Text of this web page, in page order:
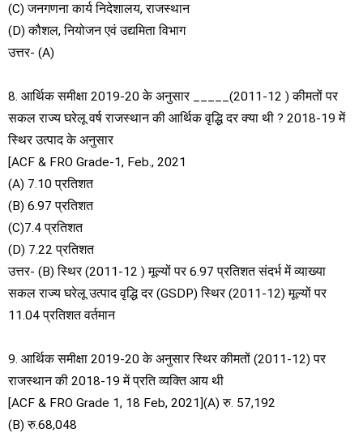
(C) जनगणना कार्य निदेशालय, राजस्थान
(D) कौशल, नियोजन एवं उद्यमिता विभाग
उत्तर- (A)
8. आर्थिक समीक्षा 2019-20 के अनुसार _____(2011-12 ) कीमतों पर
सकल राज्य घरेलू वर्ष राजस्थान की आर्थिक वृद्धि दर क्या थी ? 2018-19 में
स्थिर उत्पाद के अनुसार
[ACF & FRO Grade-1, Feb., 2021
(A) 7.10 प्रतिशत
(B) 6.97 प्रतिशत
(C)7.4 प्रतिशत
(D) 7.22 प्रतिशत
उत्तर- (B) स्थिर (2011-12 ) मूल्यों पर 6.97 प्रतिशत संदर्भ में व्याख्या
सकल राज्य घरेलू उत्पाद वृद्धि दर (GSDP) स्थिर (2011-12) मूल्यों पर
11.04 प्रतिशत वर्तमान
9. आर्थिक समीक्षा 2019-20 के अनुसार स्थिर कीमतों (2011-12) पर
राजस्थान की 2018-19 में प्रति व्यक्ति आय थी
[ACF & FRO Grade 1, 18 Feb, 2021](A) रु. 57,192
(B) रु.68,048